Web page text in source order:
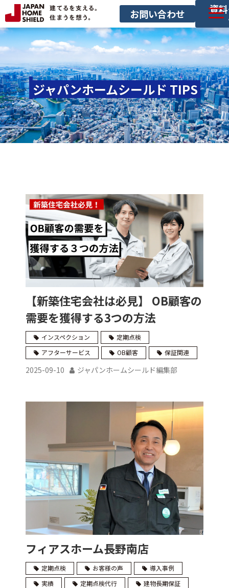
お問い合わせ 資
サービス一覧
セミナー
お役立ち情報
サービス利用の流れ
ジャパンホームシールド TIPS
【新築住宅会社は必見】 OB顧客の
需要を獲得する3つの方法
インスペクション
定期点検
アフターサービス
OB顧客 保証関連
2025-09-10 ジャパンホームシールド編集部
フィアスホーム長野南店
定期点検 お客様の声
導入事例
実績
定期点検代行
建物長期保証